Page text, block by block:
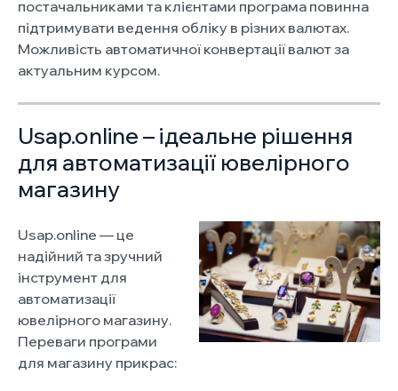
постачальниками та клієнтами програма повинна
підтримувати ведення обліку в різних валютах.
Можливість автоматичної конвертації валют за
актуальним курсом.
Usap.online – ідеальне рішення
для автоматизації ювелірного
магазину
Usap.online — це
надійний та зручний
інструмент для
автоматизації
ювелірного магазину.
Переваги програми
для магазину прикрас: